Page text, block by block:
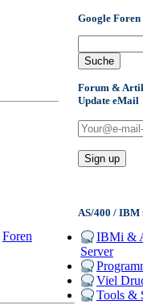
Foren
Google Foren
Forum &
Update eMail
AS/400 / IBM
IBMi &
Server
Viel
Tools &